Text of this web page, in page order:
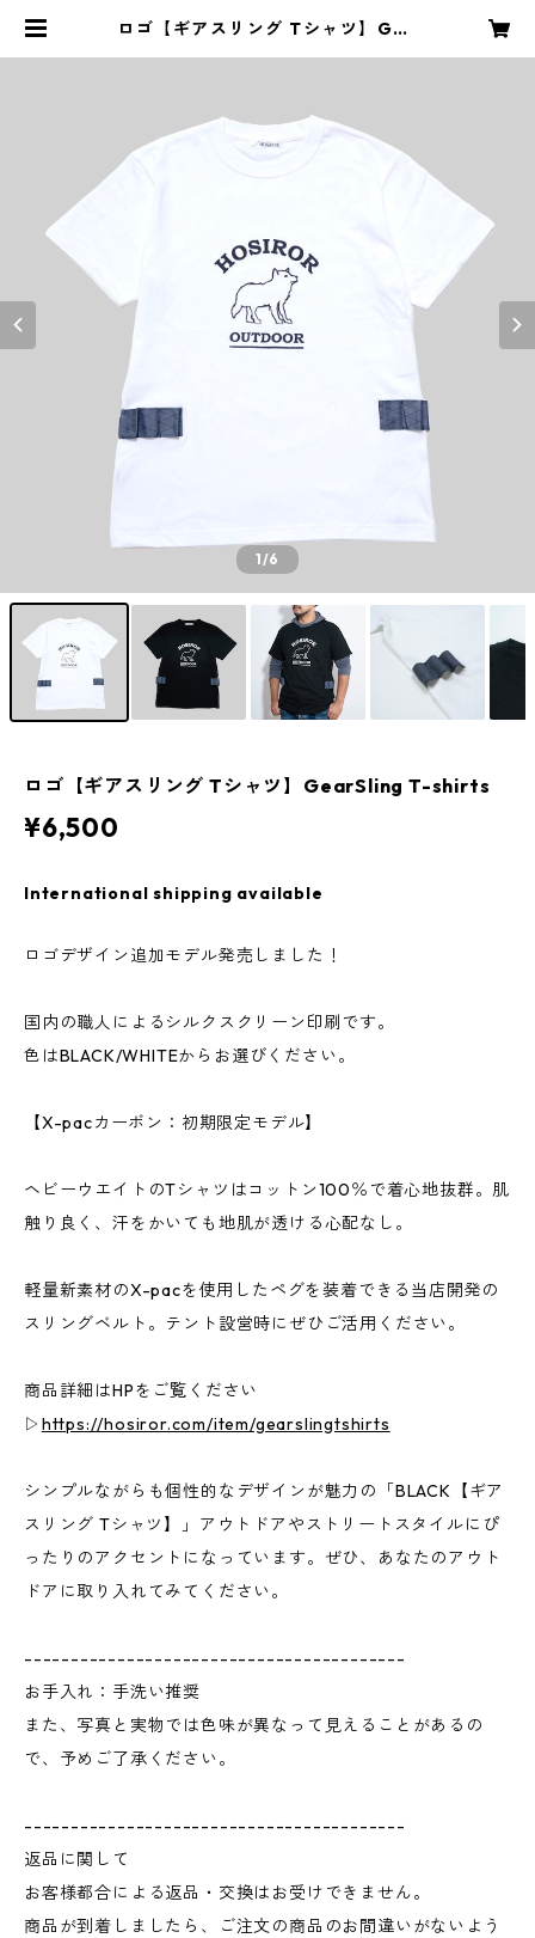
ロゴ【ギアスリング Tシャツ】Gea
1/6
ロゴ【ギアスリング Tシャツ】GearSling T-shirts
¥6,500
International shipping available
ロゴデザイン追加モデル発売しました！
国内の職人によるシルクスクリーン印刷です。
色はBLACK/WHITEからお選びください。
【X-pacカーボン：初期限定モデル】
ヘビーウエイトのTシャツはコットン100％で着心地抜群。肌
触り良く、汗をかいても地肌が透ける心配なし。
軽量新素材のX-pacを使用したペグを装着できる当店開発の
スリングベルト。テント設営時にぜひご活用ください。
商品詳細はHPをご覧ください
▷ https://hosiror.com/item/gearslingtshirts
シンプルながらも個性的なデザインが魅力の「BLACK【ギア
スリング Tシャツ】」アウトドアやストリートスタイルにぴ
ったりのアクセントになっています。ぜひ、あなたのアウト
ドアに取り入れてみてください。
-----------------------------------------
お手入れ：手洗い推奨
また、写真と実物では色味が異なって見えることがあるの
で、予めご了承ください。
-----------------------------------------
返品に関して
お客様都合による返品・交換はお受けできません。
商品が到着しましたら、ご注文の商品のお間違いがないよう